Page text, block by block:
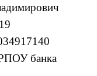
банка